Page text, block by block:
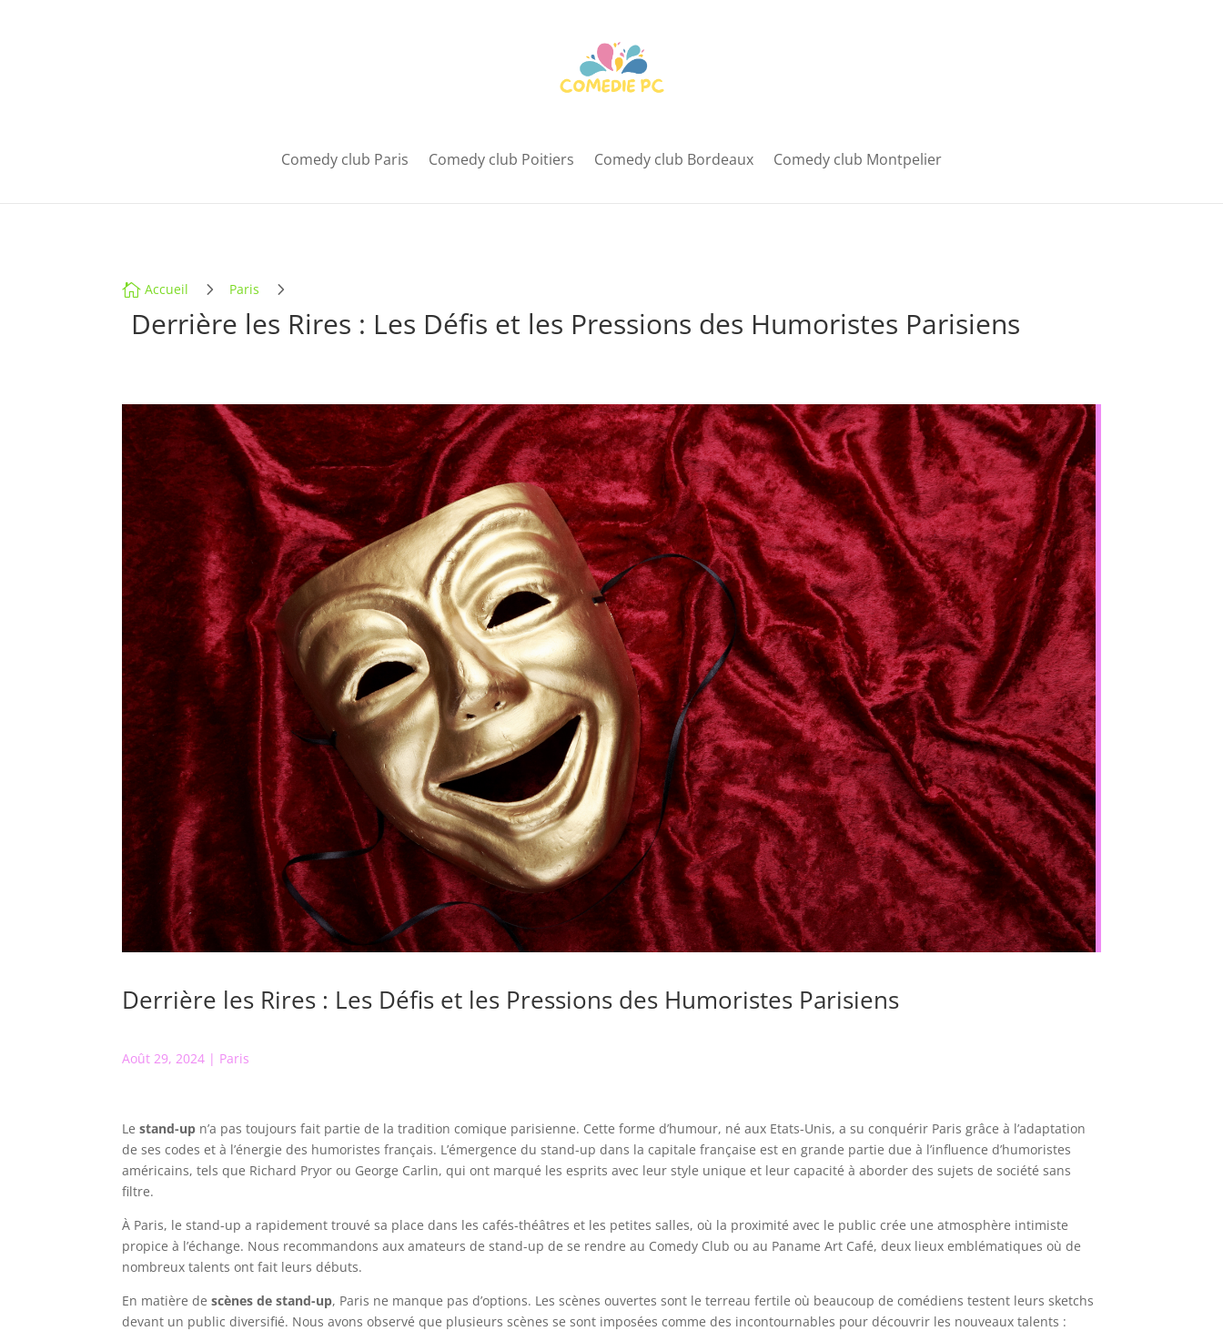
Comedy club Paris Comedy club Poitiers Comedy club Bordeaux Comedy club Montpelier
 Accueil 5 Paris 5
Derrière les Rires : Les Défis et les Pressions des Humoristes Parisiens
Derrière les Rires : Les Défis et les Pressions des Humoristes Parisiens
Août 29, 2024 | Paris
Lestand-up n’a pas toujours fait partie de la tradition comique parisienne. Cette forme d’humour, né aux Etats-Unis, a su conquérir Paris grâce à l’adaptation
de ses codes et à l’énergie des humoristes français. L’émergence du stand-up dans la capitale française est en grande partie due à l’influence d’humoristes
américains, tels que Richard Pryor ou George Carlin, qui ont marqué les esprits avec leur style unique et leur capacité à aborder des sujets de société sans
filtre.
À Paris, le stand-up a rapidement trouvé sa place dans les cafés-théâtres et les petites salles, où la proximité avec le public crée une atmosphère intimiste
propice à l’échange. Nous recommandons aux amateurs de stand-up de se rendre au Comedy Club ou au Paname Art Café, deux lieux emblématiques où de
nombreux talents ont fait leurs débuts.
En matière descènes de stand-up, Paris ne manque pas d’options. Les scènes ouvertes sont le terreau fertile où beaucoup de comédiens testent leurs sketchs
devant un public diversifié. Nous avons observé que plusieurs scènes se sont imposées comme des incontournables pour découvrir les nouveaux talents :